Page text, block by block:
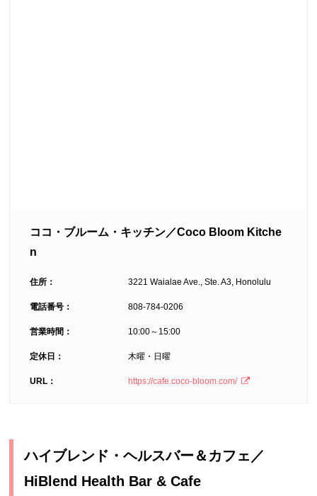
ココ・ブルーム・キッチン／Coco Bloom Kitche
n
住所： 3221 Waialae Ave., Ste. A3, Honolulu
電話番号： 808-784-0206
営業時間： 10:00～15:00
定休日： 木曜・日曜
URL： https://cafe.coco-bloom.com/
ハイブレンド・ヘルスバー＆カフェ／
HiBlend Health Bar & Cafe